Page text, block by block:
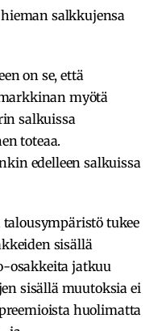
salkkujensa
on se, että
myötä
salkuissa
toteaa.
edelleen salkuissa
tukee
sisällä
osakkeita jatkuu
sisällä muutoksia ei
huolimatta